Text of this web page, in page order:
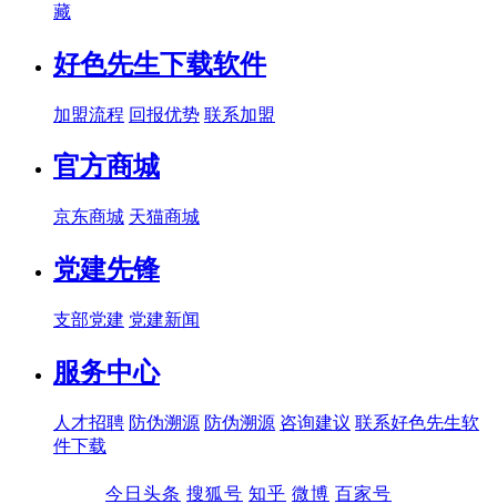
藏
好色先生下载软件
加盟流程 回报优势 联系加盟
官方商城
京东商城 天猫商城
党建先锋
支部党建 党建新闻
服务中心
人才招聘 防伪溯源 防伪溯源 咨询建议 联系好色先生软
件下载
今日头条 搜狐号 知乎 微博 百家号